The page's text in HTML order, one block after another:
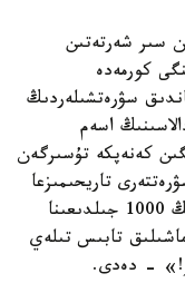
سىر شەرتەتىن
كورمەدە
سۋرەتشىلەردىڭ
اسەم
كەنەپكە تۇسىرگەن
تاريحىمىزعا
قوسقان ۇلكەن ۇلەس پەن الماتى قالاسىنىڭ 1000 جىلدىعىنا
تابىس تىلەي
- دەدى.